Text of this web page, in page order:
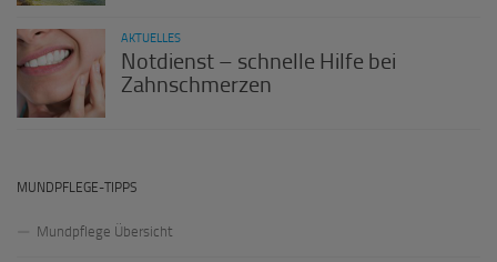
AKTUELLES
Notdienst – schnelle Hilfe bei
Zahnschmerzen
MUNDPFLEGE-TIPPS
Mundpflege Übersicht